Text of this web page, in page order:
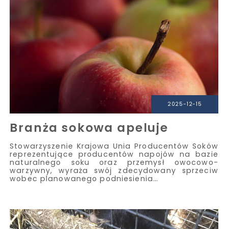
2025-12-15
Branża sokowa apeluje
Stowarzyszenie Krajowa Unia Producentów Soków
reprezentujące producentów napojów na bazie
naturalnego soku oraz przemysł owocowo-
warzywny, wyraża swój zdecydowany sprzeciw
wobec planowanego podniesienia…